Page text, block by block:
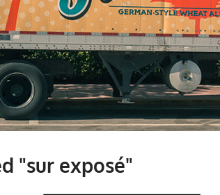
"sur exposé"